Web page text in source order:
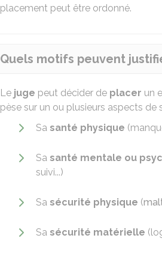
placement peut être ordonné.
Quels motifs peuvent
Le juge peut décider de placer un
pèse sur un ou plusieurs aspects de
Sa santé physique
Sa santé mentale ou
suivi...)
Sa sécurité physique (
Sa sécurité matérielle